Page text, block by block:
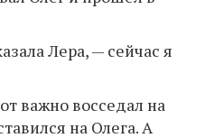
Лера, — сейчас я
важно восседал на
на Олега. А